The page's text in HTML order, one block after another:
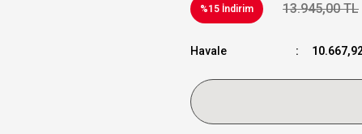
%15 İndirim 13.945,00 TL
Havale